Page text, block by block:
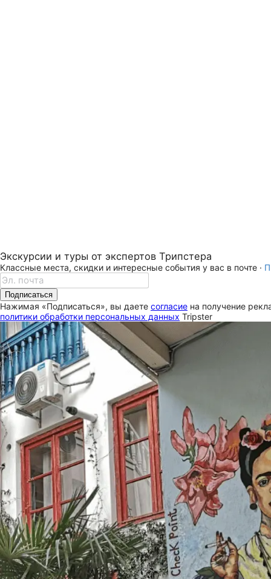
Экскурсии и туры от экспертов Трипстера
Классные места, скидки и интересные события у вас в почте ·
Подписаться
Нажимая «Подписаться», вы даете согласие на получение
политики обработки персональных данных Tripster